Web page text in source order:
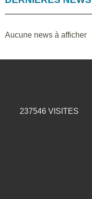
Aucune news à afficher
237546 VISITES